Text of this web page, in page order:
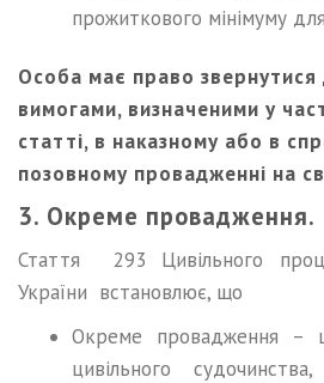
прожиткового мінімуму
Особа має право звернутися
вимогами, визначеними у
статті, в наказному або в
позовному провадженні на
3. Окреме провадження.
Стаття 293 Цивільного
України встановлює, що
Окреме провадження –
цивільного